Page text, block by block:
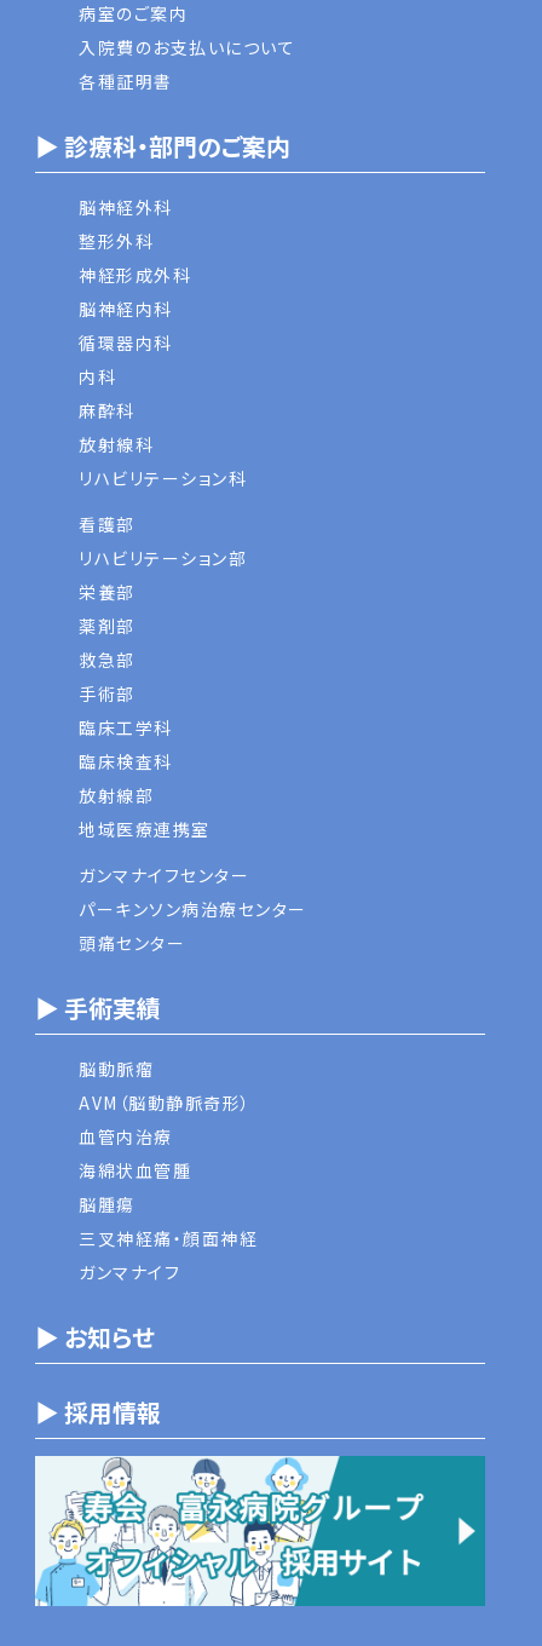
病室のご案内
入院費のお支払いについて
各種証明書
▶ 診療科・部門のご案内
脳神経外科
整形外科
神経形成外科
脳神経内科
循環器内科
内科
麻酔科
放射線科
リハビリテーション科
看護部
リハビリテーション部
栄養部
薬剤部
救急部
手術部
臨床工学科
臨床検査科
放射線部
地域医療連携室
ガンマナイフセンター
パーキンソン病治療センター
頭痛センター
▶ 手術実績
脳動脈瘤
AVM（脳動静脈奇形）
血管内治療
海綿状血管腫
脳腫瘍
三叉神経痛・顔面神経
ガンマナイフ
▶ お知らせ
▶ 採用情報